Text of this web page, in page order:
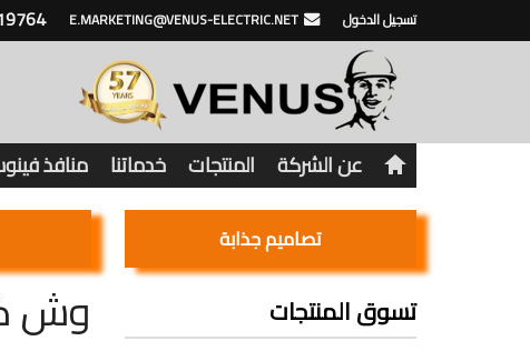
E.MARKETING@VENUS-ELECTRIC.NET تسجيل الدخول
عن الشركة المنتجات خدماتنا منافذ
تصاميم جذابة
تسوق المنتجات وش